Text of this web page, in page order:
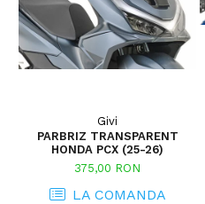
Givi
PARBRIZ TRANSPARENT
HONDA PCX (25-26)
375,00 RON
LA COMANDA